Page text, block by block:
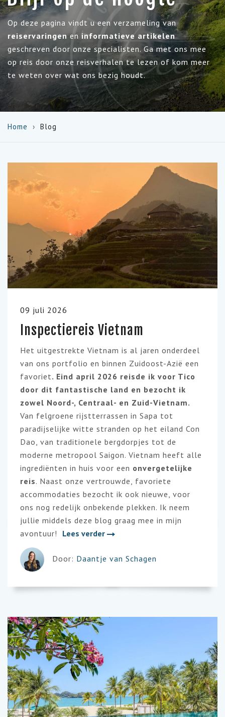
Op deze pagina vindt u een verzameling van
reiservaringenen informatieve artikelen
geschreven door onze specialisten. Ga met ons mee
op reis door onze reisverhalen te lezen of kom meer
te weten over wat ons bezig houdt.
Home Blog
09 juli 2026
Inspectiereis Vietnam
Het uitgestrekte Vietnam is al jaren onderdeel
van ons portfolio en binnen Zuidoost-Azië een
favoriet. Eind april 2026 reisde ik voor Tico
door dit fantastische land en bezocht ik
zowel Noord-, Centraal- en Zuid-Vietnam.
Van felgroene rijstterrassen in Sapa tot
paradijselijke witte stranden op het eiland Con
Dao, van traditionele bergdorpjes tot de
moderne metropool Saigon. Vietnam heeft alle
ingrediënten in huis voor een onvergetelijke
reis. Naast onze vertrouwde, favoriete
accommodaties bezocht ik ook nieuwe, voor
ons nog redelijk onbekende plekken. Ik neem
jullie middels deze blog graag mee in mijn
avontuur!
Lees verder
Door: Daantje van Schagen